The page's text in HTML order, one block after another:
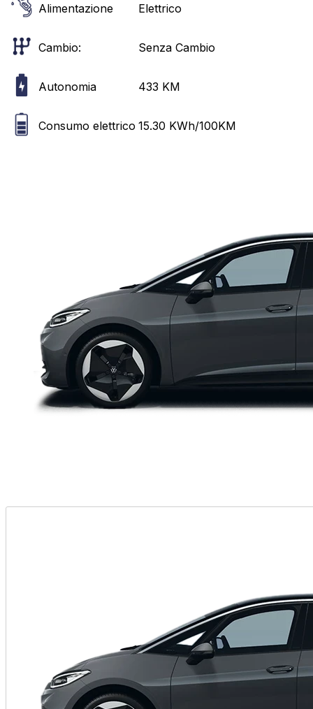
Alimentazione Elettrico
Cambio: Senza Cambio
Autonomia 433 KM
Consumo elettrico 15.30 KWh/100KM